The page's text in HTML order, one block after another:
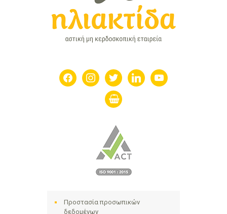
facebookinstagramtwitter linkedin youtube
shopping-
basket
Προστασία προσωπικών
δεδομένων